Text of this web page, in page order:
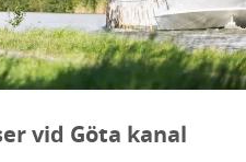
vid Göta kanal